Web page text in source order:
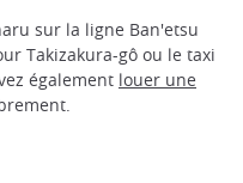
sur la ligne Ban'etsu
Takizakura-gô ou le taxi
également louer une